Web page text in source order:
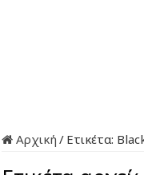
Αρχική / Ετικέτα: